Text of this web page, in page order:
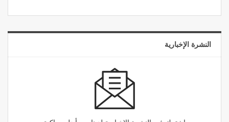
النشرة الإخبارية